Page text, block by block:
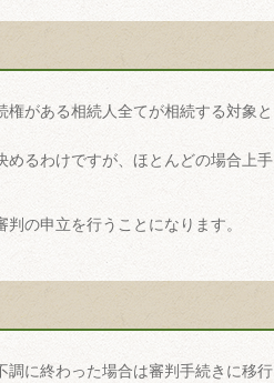
がある相続人全てが相続する対象と
るわけですが、ほとんどの場合上手
の申立を行うことになります。
に終わった場合は審判手続きに移行